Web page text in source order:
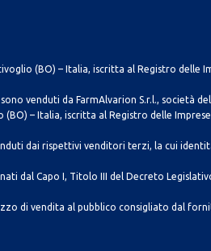
(BO) – Italia, iscritta al Registro delle
venduti da FarmAlvarion S.r.l., società del
– Italia, iscritta al Registro delle Imprese
dai rispettivi venditori terzi, la cui
dal Capo I, Titolo III del Decreto
di vendita al pubblico consigliato dal